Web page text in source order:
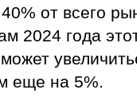
от всего
2024 года
еще на 5%.